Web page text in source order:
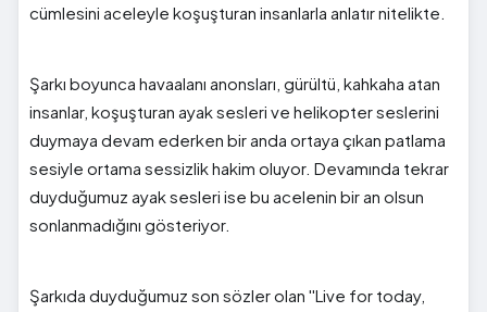
cümlesini aceleyle koşuşturan insanlarla anlatır nitelikte.
Şarkı boyunca havaalanı anonsları, gürültü, kahkaha atan
insanlar, koşuşturan ayak sesleri ve helikopter seslerini
duymaya devam ederken bir anda ortaya çıkan patlama
sesiyle ortama sessizlik hakim oluyor. Devamında tekrar
duyduğumuz ayak sesleri ise bu acelenin bir an olsun
sonlanmadığını gösteriyor.
Şarkıda duyduğumuz son sözler olan ''Live for today,